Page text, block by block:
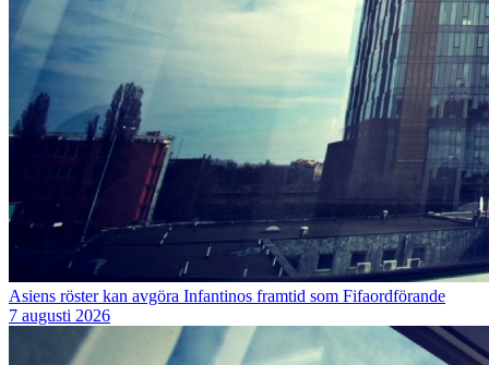
Asiens röster kan avgöra Infantinos framtid som Fifaordförande
7 augusti 2026